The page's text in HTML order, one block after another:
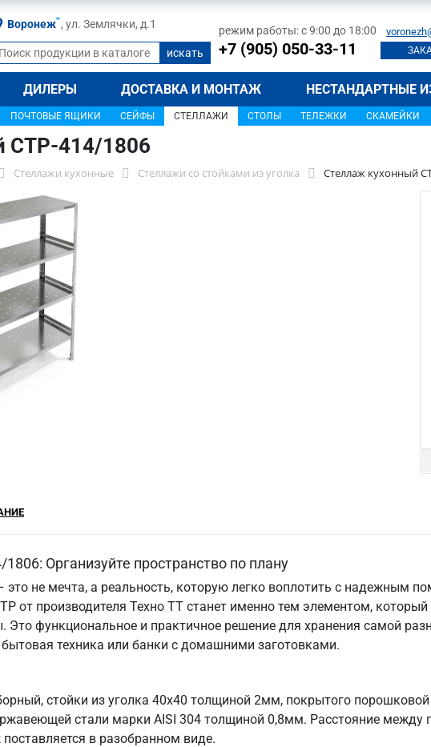
Воронеж , ул. Землячки, д.1 режим работы: с 9:00 до 18:00
+7 (905) 050-33-11
ДИЛЕРЫ ДОСТАВКА И МОНТАЖ НЕСТАНДАРТНЫЕ
ПОЧТОВЫЕ ЯЩИКИ СЕЙФЫ СТЕЛЛАЖИ СТОЛЫ ТЕЛЕЖКИ СКАМЕЙКИ
СТР-414/1806
Стеллажи кухонные Стеллажи со стойками из уголка Стеллаж кухонный
Организуйте пространство по плану
не мечта, а реальность, которую легко воплотить с надежным
от производителя Техно ТТ станет именно тем элементом,
Это функциональное и практичное решение для хранения самой
техника или банки с домашними заготовками.
стойки из уголка 40х40 толщиной 2мм, покрытого
стали марки AISI 304 толщиной 0,8мм. Расстояние
в разобранном виде.